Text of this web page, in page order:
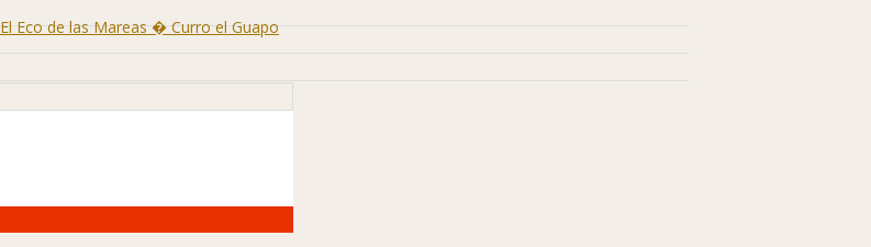
El Eco de las Mareas � Curro el Guapo